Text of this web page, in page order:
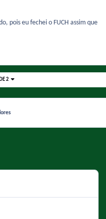
pois eu fechei o FUCH assim que
2